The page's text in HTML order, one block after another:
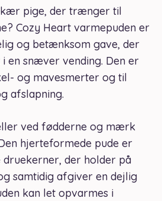
pige, der trænger til
Cozy Heart varmepuden er
og betænksom gave, der
en snæver vending. Den er
og mavesmerter og til
afslapning.
ved fødderne og mærk
hjerteformede pude er
der holder på
samtidig afgiver en dejlig
kan let opvarmes i